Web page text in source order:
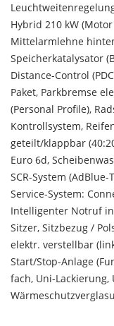
Hybrid 210 kW
Mittelarmlehne
Speicherkatalysator
Distance-Control
Paket, Parkbremse
(Personal Profile),
Kontrollsystem,
geteilt/klappbar
Euro 6d,
SCR-System
Service-System:
Intelligenter Notruf
Sitzer, Sitzbezug /
elektr. verstellbar
Start/Stop-Anlage
fach, Uni-